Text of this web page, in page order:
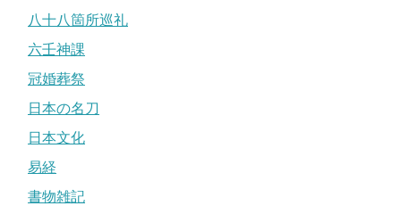
八十八箇所巡礼
六壬神課
冠婚葬祭
日本の名刀
日本文化
易経
書物雑記